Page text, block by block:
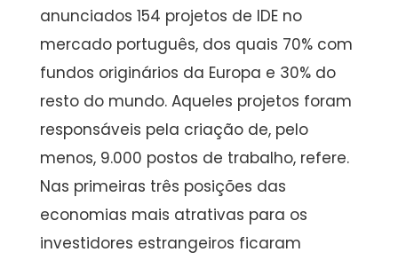
anunciados 154 projetos de IDE no
mercado português, dos quais 70% com
fundos originários da Europa e 30% do
resto do mundo. Aqueles projetos foram
responsáveis pela criação de, pelo
menos, 9.000 postos de trabalho, refere.
Nas primeiras três posições das
economias mais atrativas para os
investidores estrangeiros ficaram